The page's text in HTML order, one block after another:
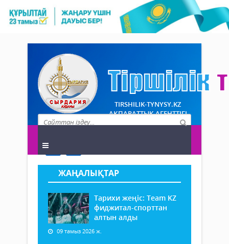
TIRSHILIK-TYNYSY.KZ
АҚПАРАТТЫҚ АГЕНТТІГІ
ЖАҢАЛЫҚТАР
Тарихи жеңіс: Team KZ
фиджитал-спорттан
алтын алды
09 тамыз 2026 ж.